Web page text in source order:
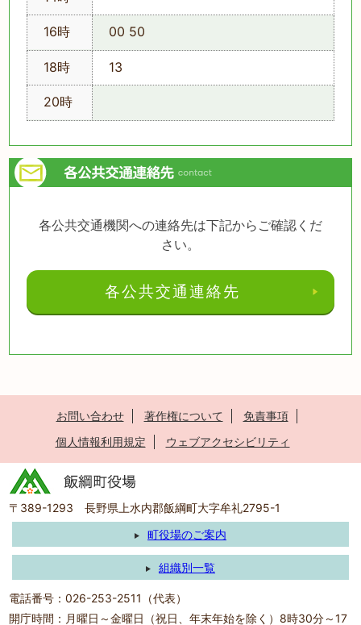
16時 00 50
18時 13
20時
各公共交通機関への連絡先は下記からご確認くだ
さい。
各公共交通連絡先
お問い合わせ 著作権について
免責事項
個人情報利用規定
ウェブアクセシビリティ
〒389-1293 長野県上水内郡飯綱町大字牟礼2795-1
町役場のご案内
組織別一覧
電話番号：026-253-2511（代表）
開庁時間：月曜日～金曜日（祝日、年末年始を除く）8時30分～17